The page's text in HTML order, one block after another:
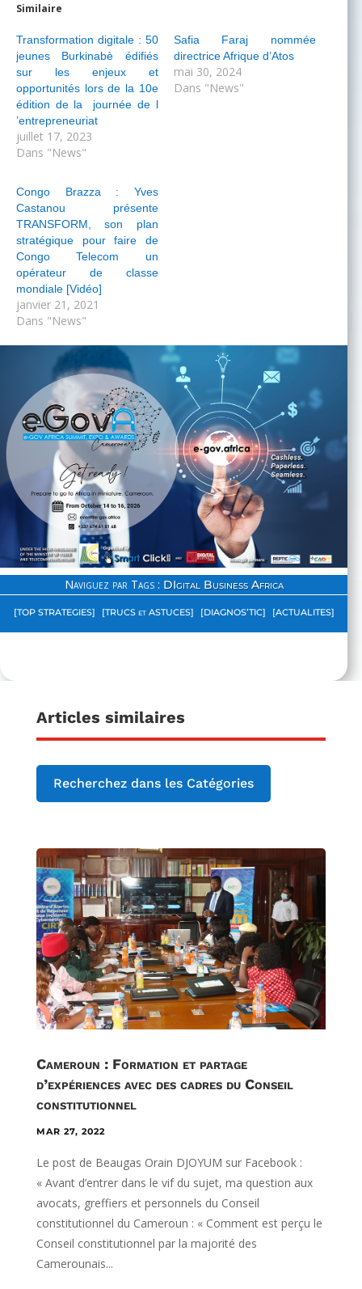
Similaire
Transformation digitale : 50
jeunes Burkinabè édifiés
sur les enjeux et
opportunités lors de la 10e
édition de la journée de l
’entrepreneuriat
juillet 17, 2023
Dans "News"
Safia Faraj nommée
directrice Afrique d’Atos
mai 30, 2024
Dans "News"
Congo Brazza : Yves
Castanou présente
TRANSFORM, son plan
stratégique pour faire de
Congo Telecom un
opérateur de classe
mondiale [Vidéo]
janvier 21, 2021
Dans "News"
Naviguez par Tags : DIgital Business Africa
[TOP STRATEGIES] [TRUCS et ASTUCES] [DIAGNOS’TIC] [ACTUALITES]
Articles similaires
Recherchez dans les Catégories
Cameroun : Formation et partage
d’expériences avec des cadres du Conseil
constitutionnel
MAR 27, 2022
Le post de Beaugas Orain DJOYUM sur Facebook :
« Avant d’entrer dans le vif du sujet, ma question aux
avocats, greffiers et personnels du Conseil
constitutionnel du Cameroun : « Comment est perçu le
Conseil constitutionnel par la majorité des
Camerounais...